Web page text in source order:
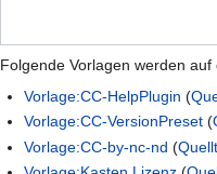
Folgende Vorlagen werden
Vorlage:CC-HelpPlugin (
Vorlage:CC-VersionPreset (
Vorlage:CC-by-nc-nd (